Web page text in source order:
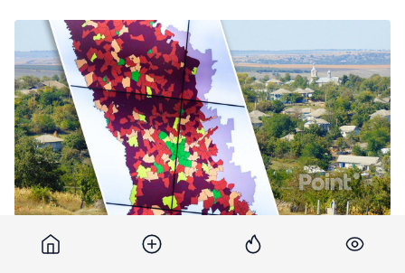
Amalgamarea voluntară a primăriilor: 608 decizii au fost
aprobate de consiliile locale.